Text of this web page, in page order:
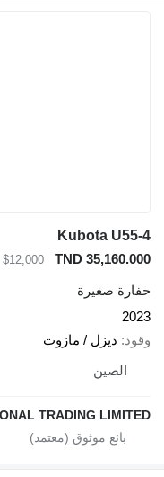
Kubota U55-4
TND 35,160.000
$12,000
حفارة صغيرة
2023
وقود ديزل / مازوت
الصين
TRADING LIMITED